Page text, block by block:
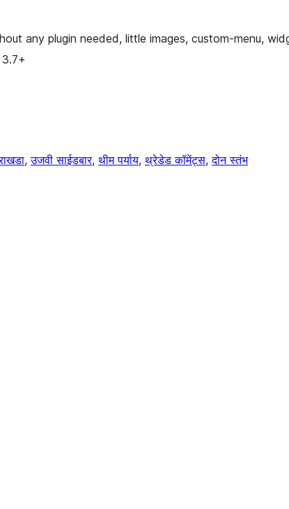
any plugin needed, little images, custom-menu,
, उजवी साईडबार, थीम पर्याय, थ्रेडेड कॉमेंट्स, दोन स्तंभ